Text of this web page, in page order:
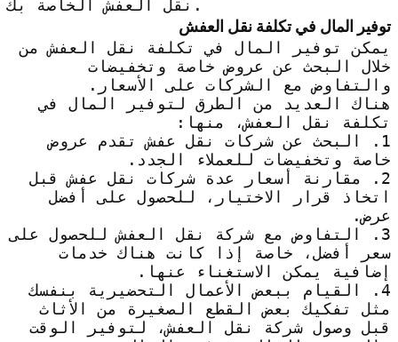
نقل العفش الخاصة بك.
توفير المال في تكلفة نقل العفش
يمكن توفير المال في تكلفة نقل العفش من
خلال البحث عن عروض خاصة وتخفيضات
والتفاوض مع الشركات على الأسعار.
هناك العديد من الطرق لتوفير المال في
تكلفة نقل العفش، منها:
1. البحث عن شركات نقل عفش تقدم عروض
خاصة وتخفيضات للعملاء الجدد.
2. مقارنة أسعار عدة شركات نقل عفش قبل
اتخاذ قرار الاختيار، للحصول على أفضل
عرض.
3. التفاوض مع شركة نقل العفش للحصول على
سعر أفضل، خاصة إذا كانت هناك خدمات
إضافية يمكن الاستغناء عنها.
4. القيام ببعض الأعمال التحضيرية بنفسك
مثل تفكيك بعض القطع الصغيرة من الأثاث
قبل وصول شركة نقل العفش، لتوفير الوقت